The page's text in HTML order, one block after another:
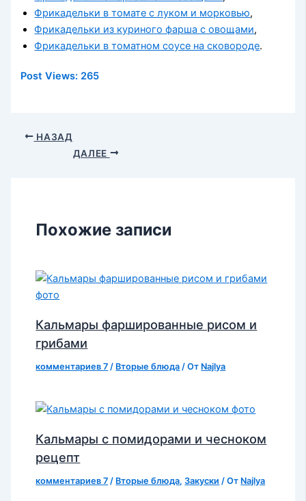
Фрикадельки в томате с луком и морковью,
Фрикадельки из куриного фарша с овощами,
Фрикадельки в томатном соусе на сковороде.
Post Views: 265
НАЗАД
ДАЛЕЕ
Похожие записи
Кальмары фаршированные рисом и
грибами
комментариев 7 / Вторые блюда / От Najlya
Кальмары с помидорами и чесноком
рецепт
комментариев 7 / Вторые блюда,Закуски / От Najlya